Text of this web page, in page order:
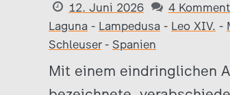
12. Juni 2026 4
Laguna - Lampedusa - Leo XIV. -
Schleuser- Spanien
Mit einem eindringlichen